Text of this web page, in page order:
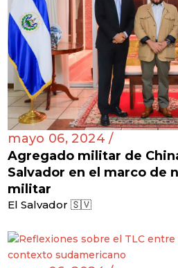
mayo 06, 2024 /
Agregado militar de
Salvador en el marco de
militar
El Salvador 🇸🇻